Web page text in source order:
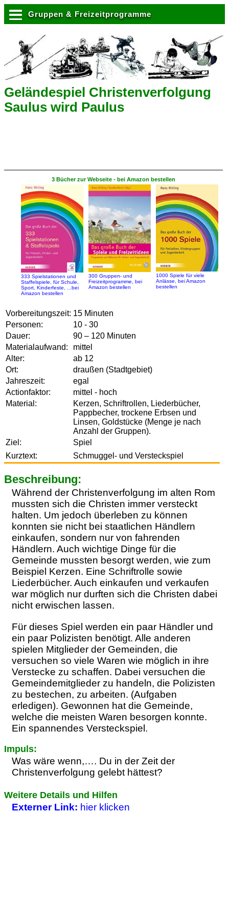
Gruppen & Freizeitprogramme
Geländespiel Christenverfolgung
Saulus wird Paulus
3 Bücher zur Webseite - bei Amazon bestellen
1000 Spiele für viele
Anlässe, bei Amazon
bestellen
300 Gruppen- und
Freizeitprogramme, bei
Amazon bestellen
333 Spielstationen und
Staffelspiele, für Schule,
Sport, Kinderfeste, ...bei
Amazon bestellen
Vorbereitungszeit: 15 Minuten
Personen:
10 - 30
Dauer:
90 – 120 Minuten
Materialaufwand:
mittel
Alter:
ab 12
Ort:
draußen (Stadtgebiet)
Jahreszeit:
egal
Actionfaktor:
mittel - hoch
Material:
Kerzen, Schriftrollen, Liederbücher,
Pappbecher, trockene Erbsen und
Linsen, Goldstücke (Menge je nach
Anzahl der Gruppen).
Ziel:
Spiel
Kurztext:
Schmuggel- und Versteckspiel
Beschreibung:
Während der Christenverfolgung im alten Rom
mussten sich die Christen immer versteckt
halten. Um jedoch überleben zu können
konnten sie nicht bei staatlichen Händlern
einkaufen, sondern nur von fahrenden
Händlern. Auch wichtige Dinge für die
Gemeinde mussten besorgt werden, wie zum
Beispiel Kerzen. Eine Schriftrolle sowie
Liederbücher. Auch einkaufen und verkaufen
war möglich nur durften sich die Christen dabei
nicht erwischen lassen.
Für dieses Spiel werden ein paar Händler und
ein paar Polizisten benötigt. Alle anderen
spielen Mitglieder der Gemeinden, die
versuchen so viele Waren wie möglich in ihre
Verstecke zu schaffen. Dabei versuchen die
Gemeindemitglieder zu handeln, die Polizisten
zu bestechen, zu arbeiten. (Aufgaben
erledigen). Gewonnen hat die Gemeinde,
welche die meisten Waren besorgen konnte.
Ein spannendes Versteckspiel.
Impuls:
Was wäre wenn,…. Du in der Zeit der
Christenverfolgung gelebt hättest?
Weitere Details und Hilfen
Externer Link: hier klicken